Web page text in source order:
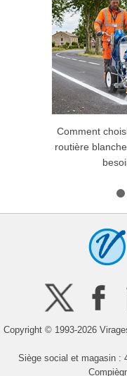
Comment
routière
Copyright © 1993-2026
Siège social et magasin :